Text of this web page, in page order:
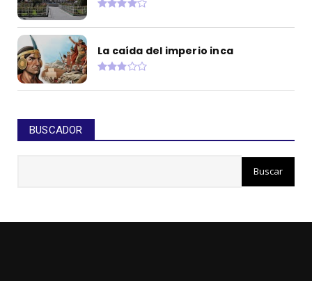
La caída del imperio inca
BUSCADOR